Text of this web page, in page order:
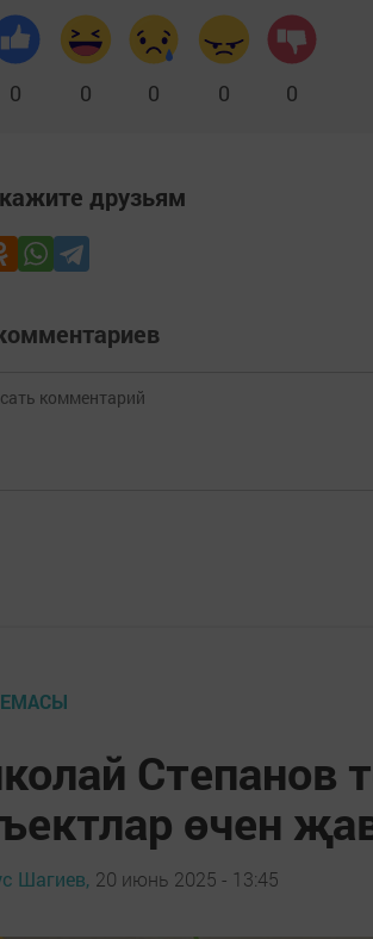
0 0 0 0 0
друзьям
Степанов
өчен
Шагиев, 20 июнь 2025 - 13:45